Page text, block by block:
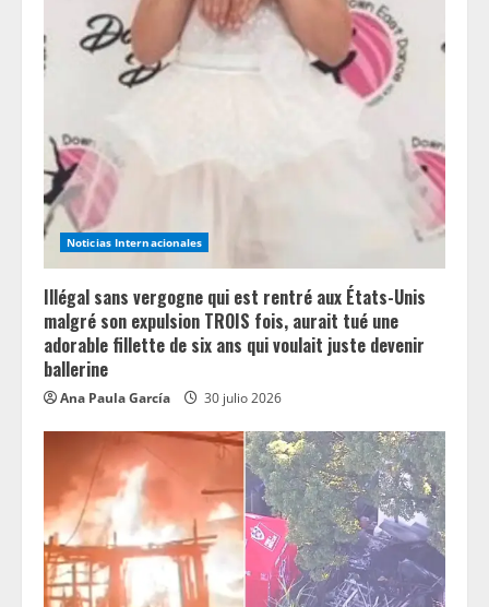
e
d
i
n
g
Noticias Internacionales
Illégal sans vergogne qui est rentré aux États-Unis
malgré son expulsion TROIS fois, aurait tué une
adorable fillette de six ans qui voulait juste devenir
ballerine
Ana Paula García 30 julio 2026